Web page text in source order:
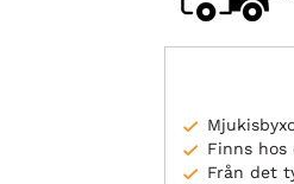
Finns hos
Från det